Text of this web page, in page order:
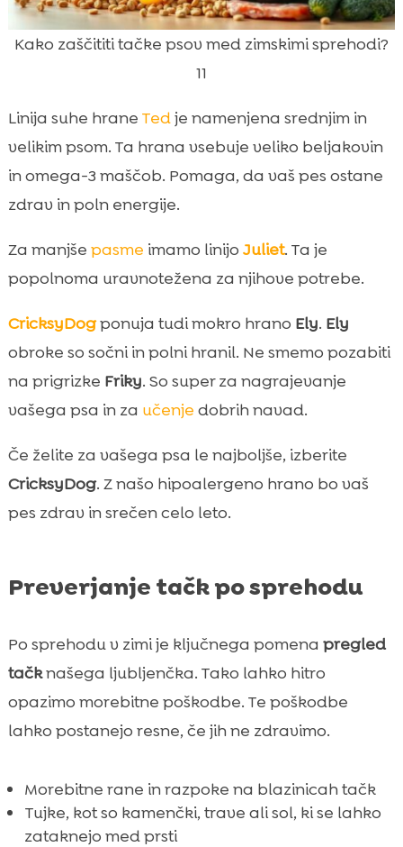
Kako zaščititi tačke psov med zimskimi sprehodi?
11
Linija suhe hrane Tedje namenjena srednjim in
velikim psom. Ta hrana vsebuje veliko beljakovin
in omega-3 maščob. Pomaga, da vaš pes ostane
zdrav in poln energije.
Za manjše pasme imamo linijo Juliet. Ta je
popolnoma uravnotežena za njihove potrebe.
CricksyDogponuja tudi mokro hrano Ely. Ely
obroke so sočni in polni hranil. Ne smemo pozabiti
na prigrizke Friky. So super za nagrajevanje
vašega psa in za učenje dobrih navad.
Če želite za vašega psa le najboljše, izberite
CricksyDog. Z našo hipoalergeno hrano bo vaš
pes zdrav in srečen celo leto.
Preverjanje tačk po sprehodu
Po sprehodu v zimi je ključnega pomena pregled
tačknašega ljubljenčka. Tako lahko hitro
opazimo morebitne poškodbe. Te poškodbe
lahko postanejo resne, če jih ne zdravimo.
Morebitne rane in razpoke na blazinicah tačk
Tujke, kot so kamenčki, trave ali sol, ki se lahko
zataknejo med prsti